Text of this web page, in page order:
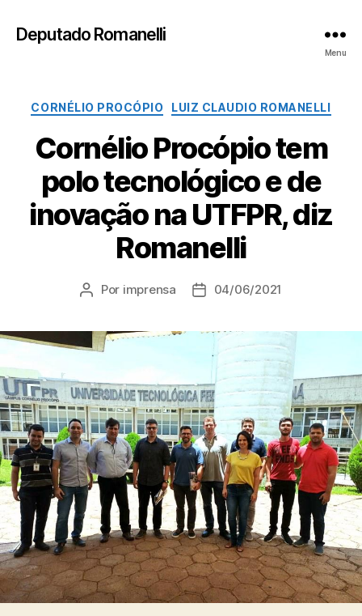
Deputado Romanelli
Menu
Categorias
CORNÉLIO PROCÓPIO LUIZ CLAUDIO ROMANELLI
Cornélio Procópio tem
polo tecnológico e de
inovação na UTFPR, diz
Romanelli
Autor
Por imprensa
Data04/06/2021